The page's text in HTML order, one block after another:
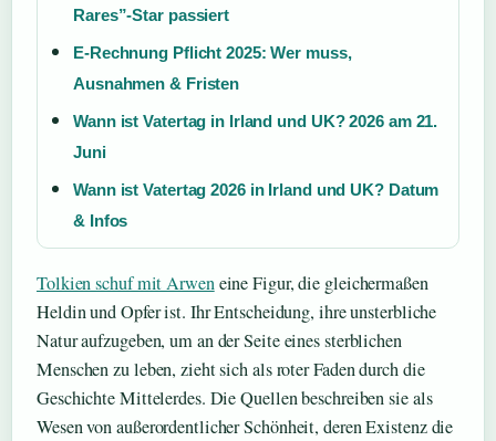
Rares”-Star passiert
E-Rechnung Pflicht 2025: Wer muss,
Ausnahmen & Fristen
Wann ist Vatertag in Irland und UK? 2026 am 21.
Juni
Wann ist Vatertag 2026 in Irland und UK? Datum
& Infos
Tolkien schuf mit Arweneine Figur, die gleichermaßen
Heldin und Opfer ist. Ihr Entscheidung, ihre unsterbliche
Natur aufzugeben, um an der Seite eines sterblichen
Menschen zu leben, zieht sich als roter Faden durch die
Geschichte Mittelerdes. Die Quellen beschreiben sie als
Wesen von außerordentlicher Schönheit, deren Existenz die